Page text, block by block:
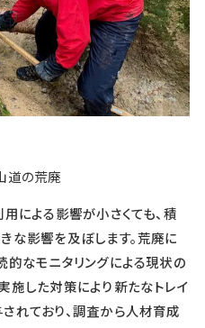
道の荒廃
による影響が小さくても、積
な影響を及ぼします。荒廃に
的なモニタリングによる現状の
施した対策により新たなトレイ
れており、調査から人材育成